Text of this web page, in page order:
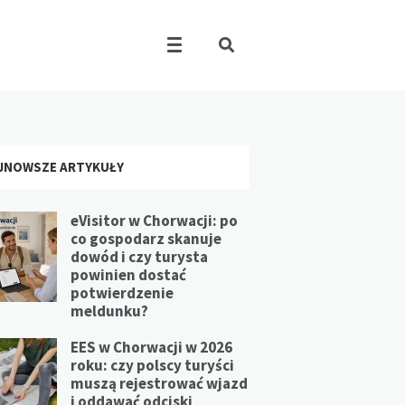
ARTYKUŁY
eVisitor w Chorwacji: po
co gospodarz skanuje
dowód i czy turysta
powinien dostać
potwierdzenie
meldunku?
EES w Chorwacji w 2026
roku: czy polscy turyści
muszą rejestrować wjazd